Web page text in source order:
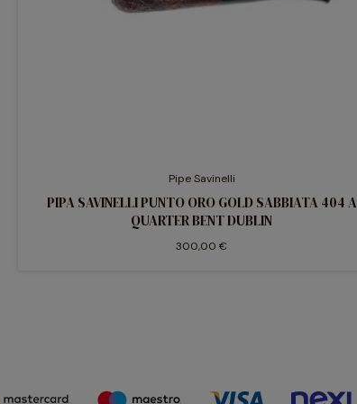
Pipe Savinelli
PIPA SAVINELLI PUNTO ORO GOLD SABBIATA 404 A
QUARTER BENT DUBLIN
300,00 €